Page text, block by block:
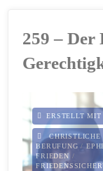
259 – Der
ERSTELLT MIT
CHRISTLICHE
BERUFUNG /
FRIEDEN /